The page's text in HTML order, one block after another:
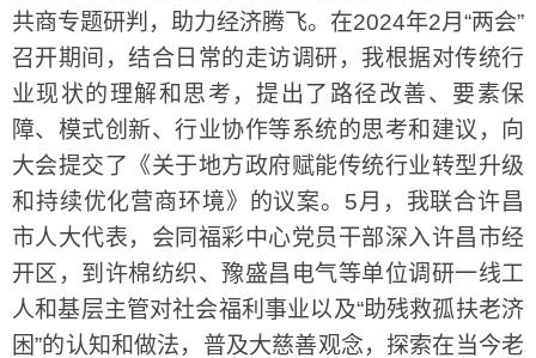
共商专题研判，助力经济腾飞。在2024年2月“两会”
召开期间，结合日常的走访调研，我根据对传统行
业现状的理解和思考，提出了路径改善、要素保
障、模式创新、行业协作等系统的思考和建议，向
大会提交了《关于地方政府赋能传统行业转型升级
和持续优化营商环境》的议案。5月，我联合许昌
市人大代表，会同福彩中心党员干部深入许昌市经
开区，到许棉纺织、豫盛昌电气等单位调研一线工
人和基层主管对社会福利事业以及“助残救孤扶老济
困”的认知和做法，普及大慈善观念，探索在当今老